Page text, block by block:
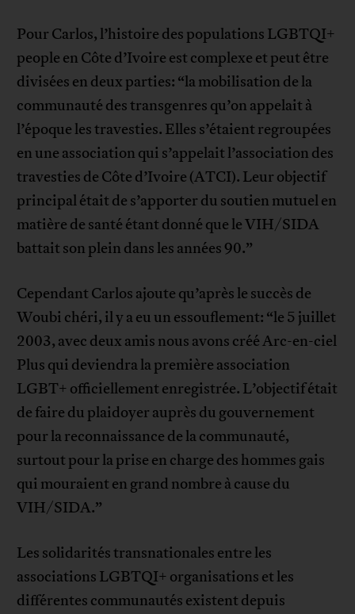
Pour Carlos, l’histoire des populations LGBTQI+
people en Côte d’Ivoire est complexe et peut être
divisées en deux parties: “la mobilisation de la
communauté des transgenres qu’on appelait à
l’époque les travesties. Elles s’étaient regroupées
en une association qui s’appelait l’association des
travesties de Côte d’Ivoire (ATCI). Leur objectif
principal était de s’apporter du soutien mutuel en
matière de santé étant donné que le VIH/SIDA
battait son plein dans les années 90.”
Cependant Carlos ajoute qu’après le succès de
Woubi chéri, il y a eu un essouflement: “le 5 juillet
2003, avec deux amis nous avons créé Arc-en-ciel
Plus qui deviendra la première association
LGBT+ officiellement enregistrée. L’objectif était
de faire du plaidoyer auprès du gouvernement
pour la reconnaissance de la communauté,
surtout pour la prise en charge des hommes gais
qui mouraient en grand nombre à cause du
VIH/SIDA.”
Les solidarités transnationales entre les
associations LGBTQI+ organisations et les
différentes communautés existent depuis